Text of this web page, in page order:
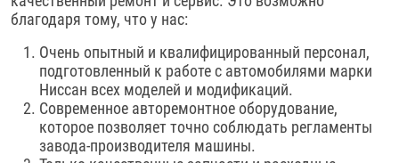
благодаря тому, что у нас:
Очень опытный и квалифицированный персонал,
подготовленный к работе с автомобилями марки
Ниссан всех моделей и модификаций.
Современное авторемонтное оборудование,
которое позволяет точно соблюдать регламенты
завода-производителя машины.